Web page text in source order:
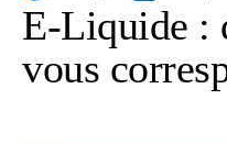
E-Liquide :
vous